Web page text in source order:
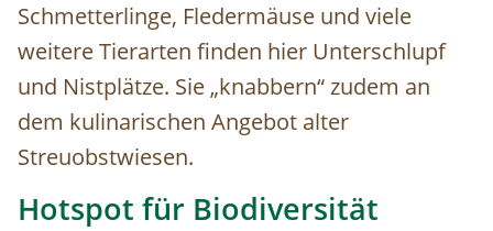
Schmetterlinge, Fledermäuse und viele
weitere Tierarten finden hier Unterschlupf
und Nistplätze. Sie „knabbern“ zudem an
dem kulinarischen Angebot alter
Streuobstwiesen.
Hotspot für Biodiversität